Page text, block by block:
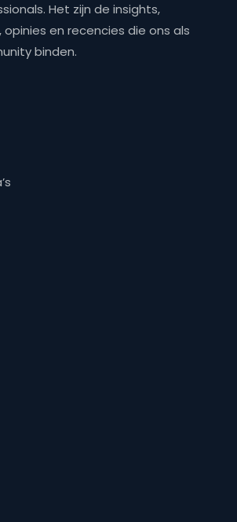
Het zijn de insights,
en recencies die ons als
binden.